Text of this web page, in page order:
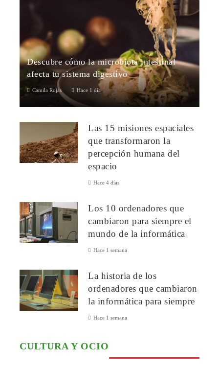
Descubre cómo la microbiota intestinal
afecta tu sistema digestivo
Camila Rojas Hace 1 día
¿Qué es la microbiota intestinal?La microbiota intestinal es un
microorganismos que habitan e...Las 15 misiones espaciales
que transformaron la
percepción humana del
espacio
Hace 4 días
Los 10 ordenadores que
cambiaron para siempre el
mundo de la informática
Hace 1 semana
La historia de los
ordenadores que cambiaron
la informática para siempre
Hace 1 semana
CULTURA Y OCIO